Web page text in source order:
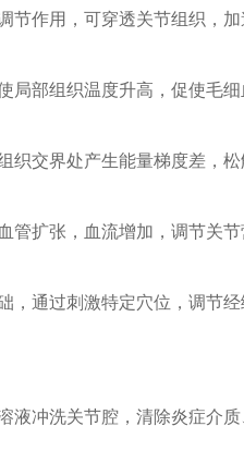
作用，可穿透关节组织，加
部组织温度升高，促使毛细
交界处产生能量梯度差，松
扩张，血流增加，调节关节
通过刺激特定穴位，调节经
冲洗关节腔，清除炎症介质